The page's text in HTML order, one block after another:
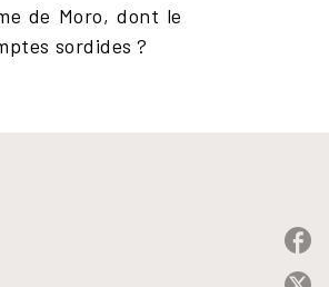
de Moro, dont le
sordides ?